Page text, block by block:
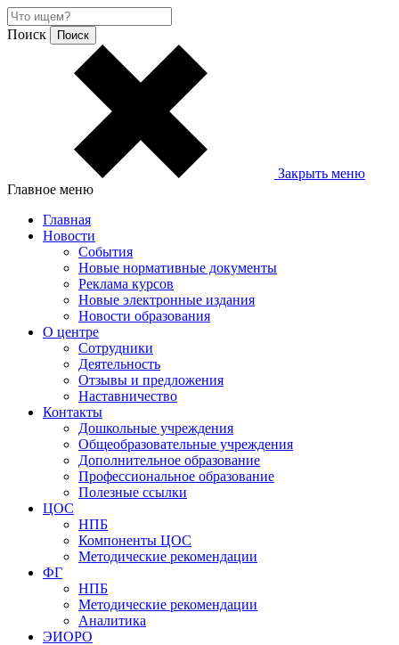
Поиск
Закрыть меню
Главное меню
Главная
Новости
События
Новые нормативные документы
Реклама курсов
Новые электронные издания
Новости образования
О центре
Сотрудники
Деятельность
Отзывы и предложения
Наставничество
Контакты
Дошкольные учреждения
Общеобразовательные учреждения
Дополнительное образование
Профессиональное образование
Полезные ссылки
ЦОС
НПБ
Компоненты ЦОС
Методические рекомендации
ФГ
НПБ
Методические рекомендации
Аналитика
ЭИОРО